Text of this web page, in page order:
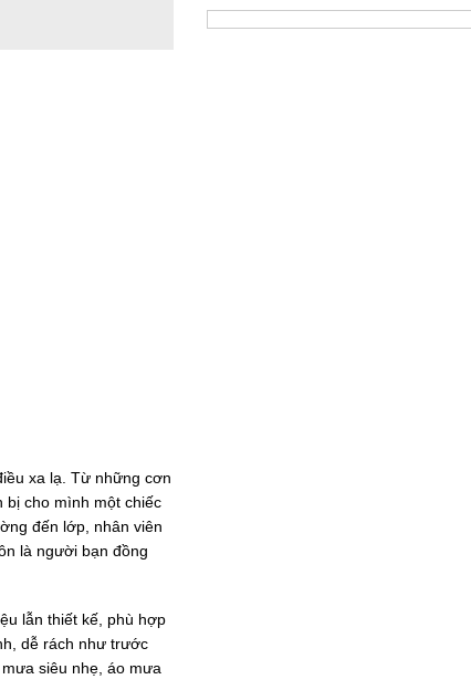
xa lạ. Từ những cơn
bị cho mình một chiếc
đến lớp, nhân viên
là người bạn đồng
lẫn thiết kế, phù hợp
dễ rách như trước
siêu nhẹ, áo mưa